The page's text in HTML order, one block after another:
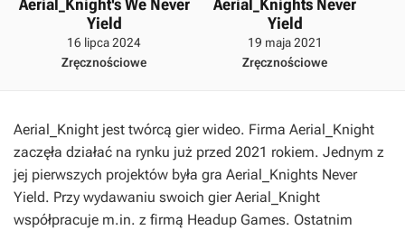
Aerial_Knight's We Never
Yield
16 lipca 2024
Zręcznościowe
Aerial_Knights Never
Yield
19 maja 2021
Zręcznościowe
Aerial_Knight jest twórcą gier wideo. Firma Aerial_Knight
zaczęła działać na rynku już przed 2021 rokiem. Jednym z
jej pierwszych projektów była gra Aerial_Knights Never
Yield. Przy wydawaniu swoich gier Aerial_Knight
współpracuje m.in. z firmą Headup Games. Ostatnim